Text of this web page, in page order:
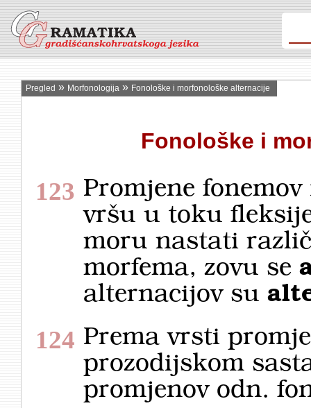
Pregled » Morfonologija » Fonološke i morfonološke alternacije
Fonološke i
123 Promjene
vršu u toku
moru nastati
morfema, zovu se
alternacijov su
124 Prema vrsti
prozodijskom
promjenov odn.